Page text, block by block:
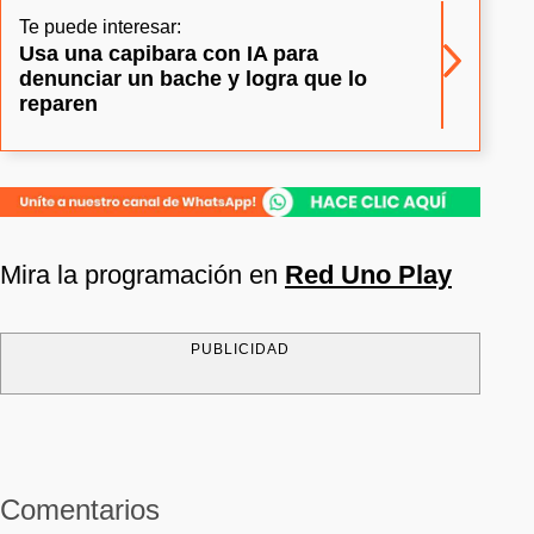
Te puede interesar:
Usa una capibara con IA para
denunciar un bache y logra que lo
reparen
Mira la programación en Red Uno Play
PUBLICIDAD
Comentarios